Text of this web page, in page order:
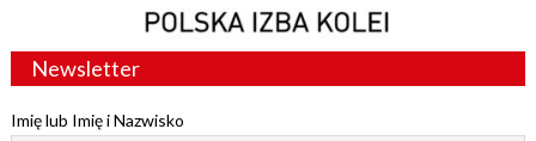
Newsletter
Imię lub Imię i Nazwisko